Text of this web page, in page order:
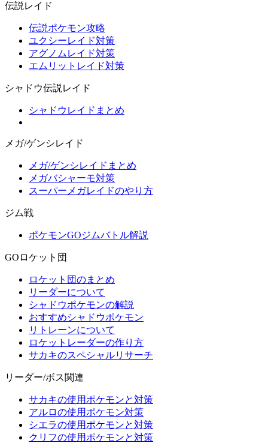
伝説レイド
伝説ポケモン攻略
ユクシーレイド対策
アグノムレイド対策
エムリットレイド対策
シャドウ伝説レイド
シャドウレイドまとめ
メガ/ゲンシレイド
メガ/ゲンシレイドまとめ
メガバシャーモ対策
スーパーメガレイドのやり方
ジム戦
ポケモンGOジムバトル解説
GOロケット団
ロケット団のまとめ
リーダーについて
シャドウポケモンの解説
おすすめシャドウポケモン
リトレーンについて
ロケットレーダーの作り方
サカキのスペシャルリサーチ
リーダー/ボス関連
サカキの使用ポケモンと対策
アルロの使用ポケモン対策
シエラの使用ポケモンと対策
クリフの使用ポケモンと対策